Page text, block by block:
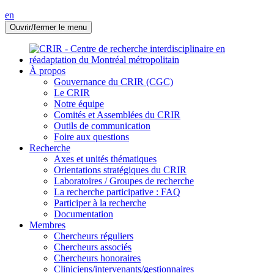
en
Ouvrir/fermer le menu
À propos
Gouvernance du CRIR (CGC)
Le CRIR
Notre équipe
Comités et Assemblées du CRIR
Outils de communication
Foire aux questions
Recherche
Axes et unités thématiques
Orientations stratégiques du CRIR
Laboratoires / Groupes de recherche
La recherche participative : FAQ
Participer à la recherche
Documentation
Membres
Chercheurs réguliers
Chercheurs associés
Chercheurs honoraires
Cliniciens/intervenants/gestionnaires